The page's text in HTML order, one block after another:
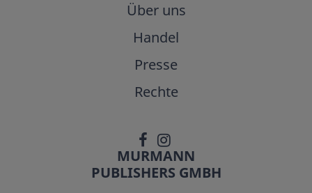
Über uns
Handel
Presse
Rechte
MURMANN
PUBLISHERS GMBH